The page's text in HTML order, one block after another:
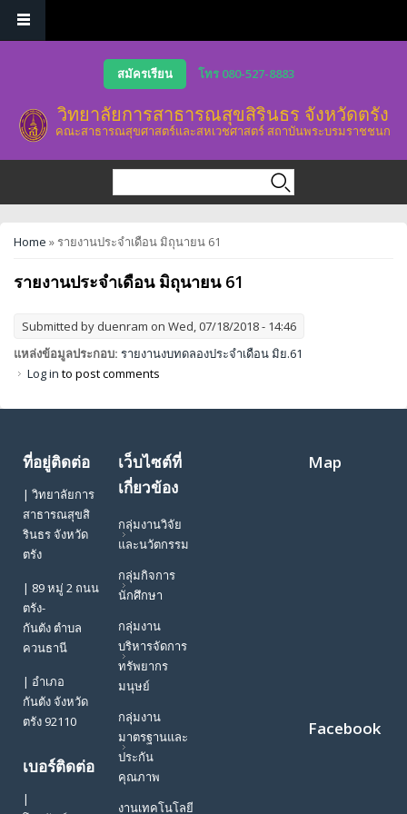
สมัครเรียน
โทร 080-527-8883
วิทยาลัยการสาธารณสุขสิรินธร จังหวัดตรัง
คณะสาธารณสุขศาสตร์และสหเวชศาสตร์ สถาบันพระบรมราชชนก
You are here
Home » รายงานประจำเดือน มิถุนายน 61
รายงานประจำเดือน มิถุนายน 61
Submitted by duenram on Wed, 07/18/2018 - 14:46
แหล่งข้อมูลประกอบ: รายงานงบทดลองประจำเดือน มิย.61
Log in to post comments
ที่อยู่ติดต่อ
| วิทยาลัยการ
สาธารณสุขสิ
รินธร จังหวัด
ตรัง
| 89 หมู่ 2 ถนน
ตรัง-
กันตัง ตำบล
ควนธานี
| อำเภอ
กันตัง จังหวัด
ตรัง 92110
เบอร์ติดต่อ
|
เว็บไซต์ที่
เกี่ยวข้อง
กลุ่มงานวิจัย
และนวัตกรรม
กลุ่มกิจการ
นักศึกษา
กลุ่มงาน
บริหารจัดการ
ทรัพยากร
มนุษย์
กลุ่มงาน
มาตรฐานและ
ประกัน
คุณภาพ
งานเทคโนโลยี
Map
Facebook